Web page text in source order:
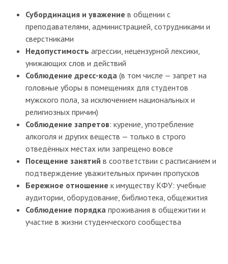
Субординация и уважение в общении с
преподавателями, администрацией, сотрудниками и
сверстниками
Недопустимость агрессии, нецензурной лексики,
унижающих слов и действий
Соблюдение дресс-кода (в том числе — запрет на
головные уборы в помещениях для студентов
мужского пола, за исключением национальных и
религиозных причин)
Соблюдение запретов: курение, употребление
алкоголя и других веществ — только в строго
отведённых местах или запрещено вовсе
Посещение занятий в соответствии с расписанием и
подтверждение уважительных причин пропусков
Бережное отношение к имуществу КФУ: учебные
аудитории, оборудование, библиотека, общежития
Соблюдение порядка проживания в общежитии и
участие в жизни студенческого сообщества